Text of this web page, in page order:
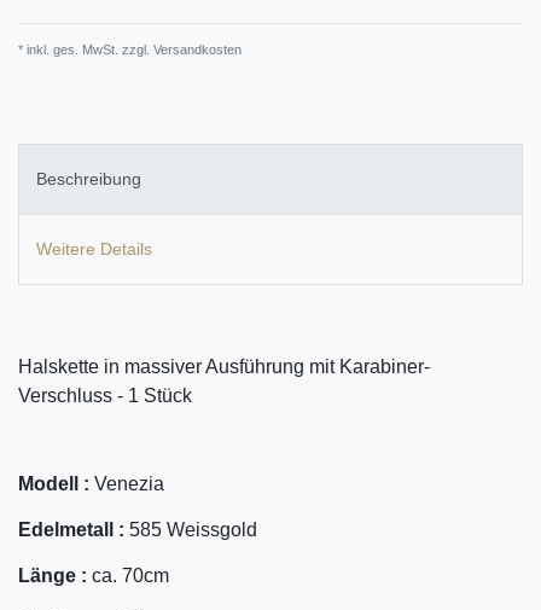
* inkl. ges. MwSt. zzgl. Versandkosten
Beschreibung
Weitere Details
Halskette in massiver Ausführung mit Karabiner-
Verschluss - 1 Stück
Modell : Venezia
Edelmetall : 585 Weissgold
Länge : ca. 70cm